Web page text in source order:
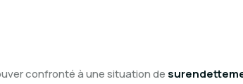
confronté à une situation de